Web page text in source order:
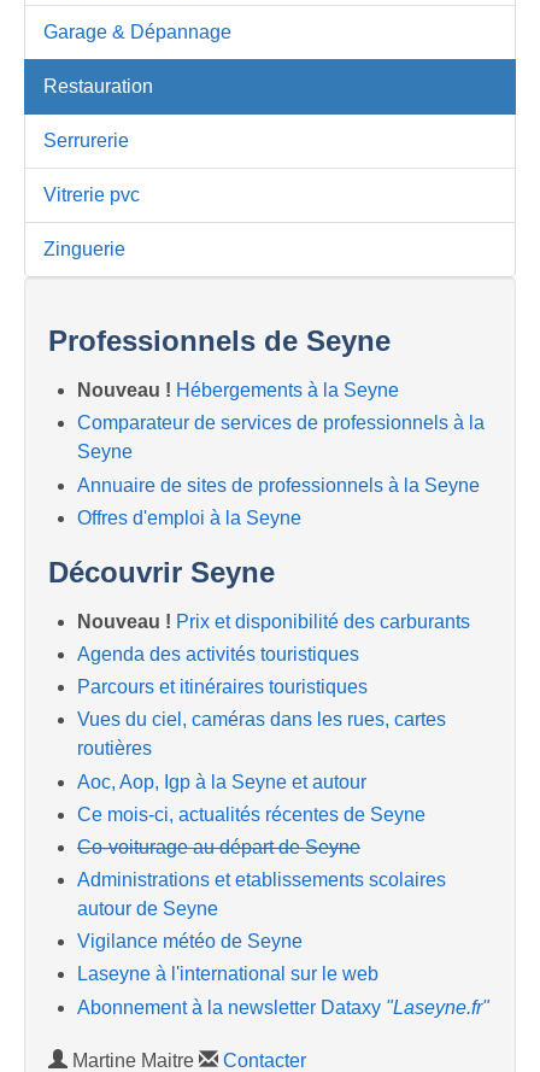
Garage & Dépannage
Restauration
Serrurerie
Vitrerie pvc
Zinguerie
Professionnels de Seyne
Nouveau ! Hébergements à la Seyne
Comparateur de services de professionnels à la
Seyne
Annuaire de sites de professionnels à la Seyne
Offres d'emploi à la Seyne
Découvrir Seyne
Nouveau ! Prix et disponibilité des carburants
Agenda des activités touristiques
Parcours et itinéraires touristiques
Vues du ciel, caméras dans les rues, cartes
routières
Aoc, Aop, Igp à la Seyne et autour
Ce mois-ci, actualités récentes de Seyne
Co-voiturage au départ de Seyne
Administrations et etablissements scolaires
autour de Seyne
Vigilance météo de Seyne
Laseyne à l'international sur le web
Abonnement à la newsletter Dataxy "Laseyne.fr"
Martine Maitre
Contacter